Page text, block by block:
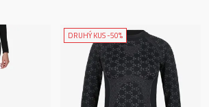
DRUHÝ KUS -50%